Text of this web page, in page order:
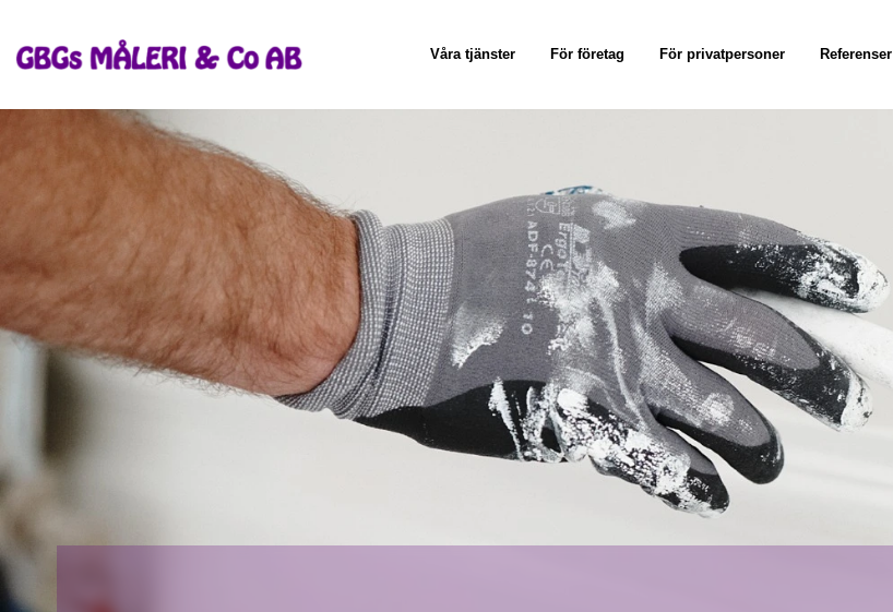
Våra tjänster För företag För privatpersoner Referenser